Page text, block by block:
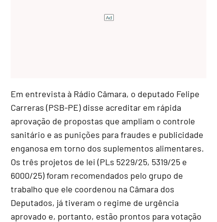
Em entrevista à Rádio Câmara, o deputado Felipe
Carreras (PSB-PE) disse acreditar em rápida
aprovação de propostas que ampliam o controle
sanitário e as punições para fraudes e publicidade
enganosa em torno dos suplementos alimentares.
Os três projetos de lei (PLs 5229/25, 5319/25 e
6000/25) foram recomendados pelo grupo de
trabalho que ele coordenou na Câmara dos
Deputados, já tiveram o regime de urgência
aprovado e, portanto, estão prontos para votação